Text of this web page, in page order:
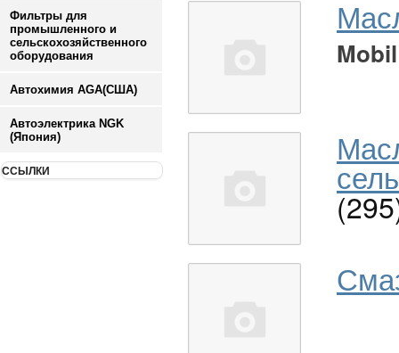
Фильтры для
промышленного и
сельскохозяйственного
оборудования
Автохимия AGA(США)
Автоэлектрика NGK
(Япония)
ССЫЛКИ
Mobil